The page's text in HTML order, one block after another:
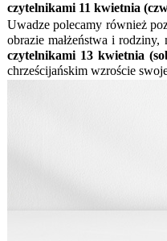
czytelnikami 11 kwietnia
Uwadze polecamy również
obrazie małżeństwa i rodziny,
czytelnikami 13 kwietnia
chrześcijańskim wzroście